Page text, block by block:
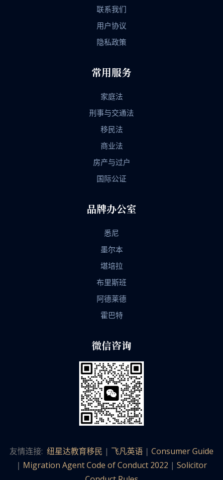
联系我们
用户协议
隐私政策
常用服务
家庭法
刑事与交通法
移民法
商业法
房产与过户
国际公证
品牌办公室
悉尼
墨尔本
堪培拉
布里斯班
阿德莱德
霍巴特
微信咨询
友情连接: 纽星达教育移民 | 飞凡英语 | Consumer Guide
| Migration Agent Code of Conduct 2022 | Solicitor